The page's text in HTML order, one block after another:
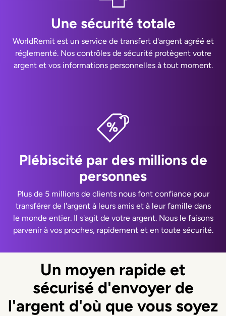
Une sécurité totale
WorldRemit est un service de transfert d'argent agréé et
réglementé. Nos contrôles de sécurité protègent votre
argent et vos informations personnelles à tout moment.
Plébiscité par des millions de
personnes
Plus de 5 millions de clients nous font confiance pour
transférer de l'argent à leurs amis et à leur famille dans
le monde entier. Il s'agit de votre argent. Nous le faisons
parvenir à vos proches, rapidement et en toute sécurité.
Un moyen rapide et
sécurisé d'envoyer de
l'argent d'où que vous soyez